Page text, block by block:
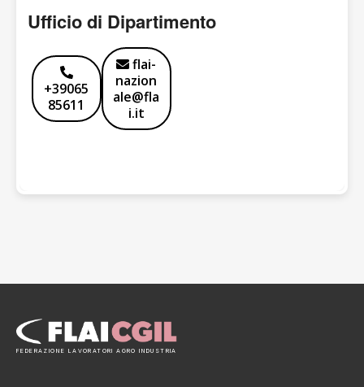
Ufficio di Dipartimento
+39065
85611
flai-
nazion
ale@fla
i.it
FEDERAZIONE LAVORATORI AGRO INDUSTRIA